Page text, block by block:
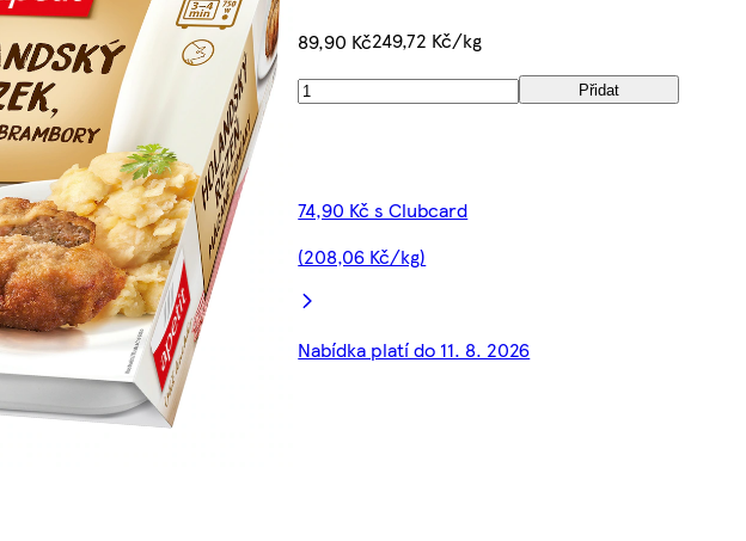
89,90 Kč249,72 Kč/kg
Přidat
74,90 Kč s Clubcard
(208,06 Kč/kg)
Nabídka platí do 11. 8. 2026